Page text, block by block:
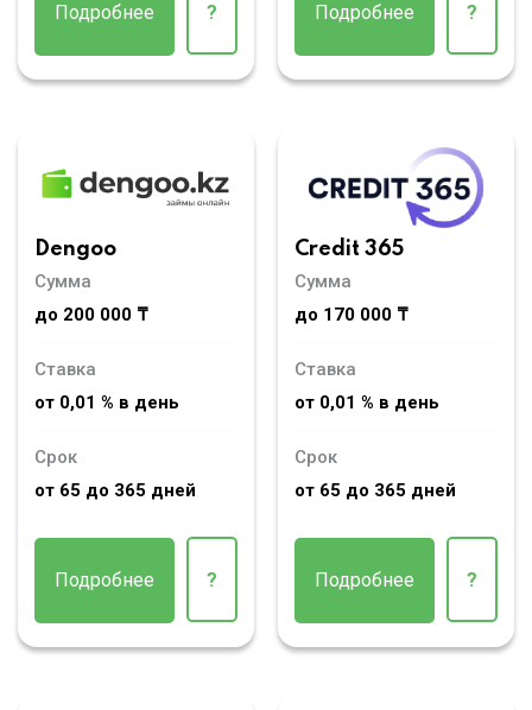
Подробнее ? Подробнее ?
Dengoo
Сумма
до 200 000 ₸
Ставка
от 0,01 % в день
Срок
от 65 до 365 дней
Подробнее ?
Credit 365
Сумма
до 170 000 ₸
Ставка
от 0,01 % в день
Срок
от 65 до 365 дней
Подробнее ?